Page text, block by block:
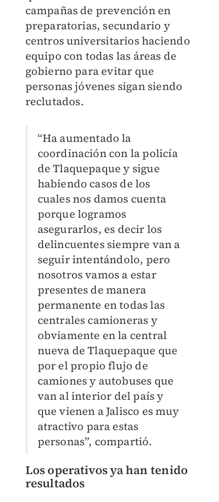
campañas de prevención en
preparatorias, secundario y
centros universitarios haciendo
equipo con todas las áreas de
gobierno para evitar que
personas jóvenes sigan siendo
reclutados.
“Ha aumentado la
coordinación con la policía
de Tlaquepaque y sigue
habiendo casos de los
cuales nos damos cuenta
porque logramos
asegurarlos, es decir los
delincuentes siempre van a
seguir intentándolo, pero
nosotros vamos a estar
presentes de manera
permanente en todas las
centrales camioneras y
obviamente en la central
nueva de Tlaquepaque que
por el propio flujo de
camiones y autobuses que
van al interior del país y
que vienen a Jalisco es muy
atractivo para estas
personas”, compartió.
Los operativos ya han tenido
resultados